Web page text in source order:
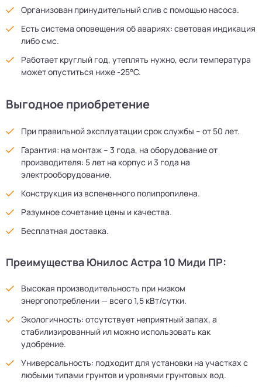
Организован принудительный слив с помощью насоса.
Есть система оповещения об авариях: световая индикация
либо смс.
Работает круглый год, утеплять нужно, если температура
может опуститься ниже -25°С.
Выгодное приобретение
При правильной эксплуатации срок службы – от 50 лет.
Гарантия: на монтаж – 3 года, на оборудование от
производителя: 5 лет на корпус и 3 года на
электрооборудование.
Конструкция из вспененного полипропилена.
Разумное сочетание цены и качества.
Бесплатная доставка.
Преимущества Юнилос Астра 10 Миди ПР:
Высокая производительность при низком
энергопотреблении — всего 1,5 кВт/сутки.
Экологичность: отсутствует неприятный запах, а
стабилизированный ил можно использовать как
удобрение.
Универсальность: подходит для установки на участках с
любыми типами грунтов и уровнями грунтовых вод.